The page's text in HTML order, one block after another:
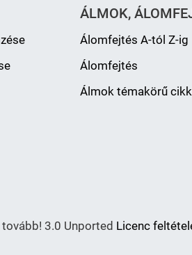
ÁLMOK,
Álomfejtés A-tól Z-ig
Álomfejtés
Álmok témakörű
3.0 Unported Licenc